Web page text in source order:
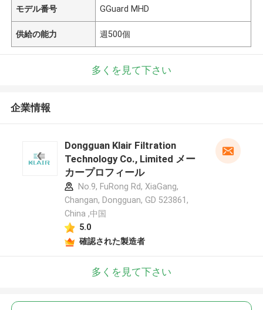
モデル番号 GGuard MHD
供給の能力 週500個
多くを見て下さい
企業情報
Dongguan Klair Filtration
Technology Co., Limited メー
カープロフィール
No.9, FuRong Rd, XiaGang,
Changan, Dongguan, GD 523861,
China ,中国
5.0
確認された製造者
多くを見て下さい